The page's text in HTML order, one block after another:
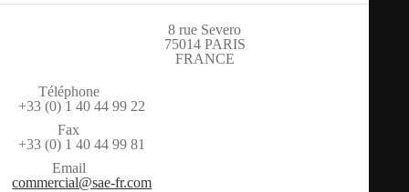
8 rue Severo
75014 PARIS
FRANCE
Téléphone
+33 (0) 1 40 44 99 22
Fax
+33 (0) 1 40 44 99 81
Email
commercial@sae-fr.com